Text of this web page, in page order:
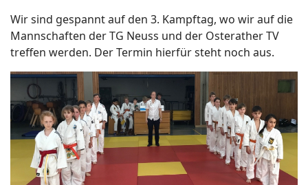
Wir sind gespannt auf den 3. Kampftag, wo wir auf die
Mannschaften der TG Neuss und der Osterather TV
treffen werden. Der Termin hierfür steht noch aus.